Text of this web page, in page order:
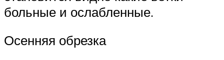
больные и ослабленные.
Осенняя обрезка